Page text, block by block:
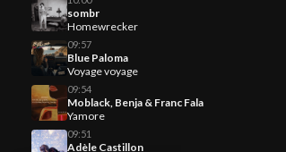
sombr
Homewrecker
09:57
Blue Paloma
Voyage voyage
09:54
Moblack, Benja & Franc Fala
Yamore
09:51
Adèle Castillon